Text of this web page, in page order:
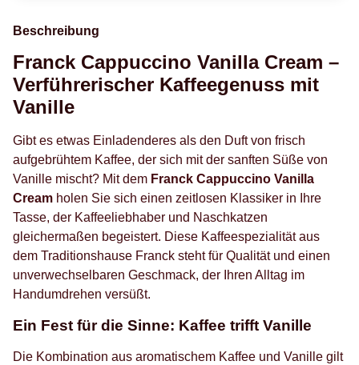
Beschreibung
Franck Cappuccino Vanilla Cream –
Verführerischer Kaffeegenuss mit
Vanille
Gibt es etwas Einladenderes als den Duft von frisch
aufgebrühtem Kaffee, der sich mit der sanften Süße von
Vanille mischt? Mit dem Franck Cappuccino Vanilla
Cream holen Sie sich einen zeitlosen Klassiker in Ihre
Tasse, der Kaffeeliebhaber und Naschkatzen
gleichermaßen begeistert. Diese Kaffeespezialität aus
dem Traditionshause Franck steht für Qualität und einen
unverwechselbaren Geschmack, der Ihren Alltag im
Handumdrehen versüßt.
Ein Fest für die Sinne: Kaffee trifft Vanille
Die Kombination aus aromatischem Kaffee und Vanille gilt